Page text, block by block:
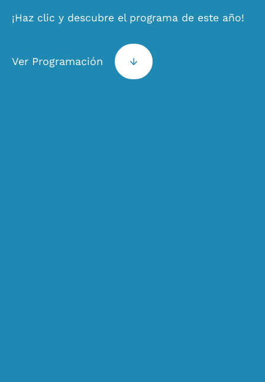
¡Haz clic y descubre el programa de este año!
Ver Programación